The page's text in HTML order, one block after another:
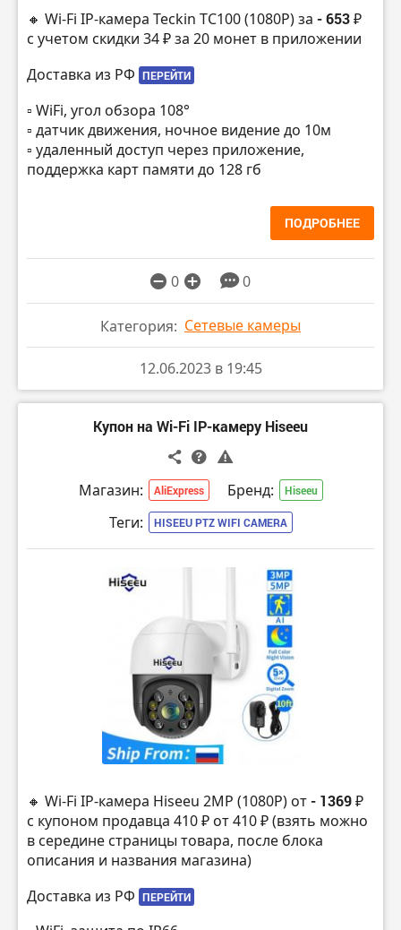
🔸 Wi-Fi IP-камера Teckin TC100 (1080P) за - 653 ₽
с учетом скидки 34 ₽ за 20 монет в приложении
Доставка из РФ ПЕРЕЙТИ
▫️ WiFi, угол обзора 108°
▫️ датчик движения, ночное видение до 10м
▫️ удаленный доступ через приложение,
поддержка карт памяти до 128 гб
ПОДРОБНЕЕ
0 0
Категория: Сетевые камеры
12.06.2023 в 19:45
Купон на Wi-Fi IP-камеру Hiseeu
Магазин: AliExpress Бренд: Hiseeu
Теги: HISEEU PTZ WIFI CAMERA
🔸 Wi-Fi IP-камера Hiseeu 2MP (1080P) от- 1369 ₽
с купоном продавца 410 ₽ от 410 ₽ (взять можно
в середине страницы товара, после блока
описания и названия магазина)
Доставка из РФ ПЕРЕЙТИ